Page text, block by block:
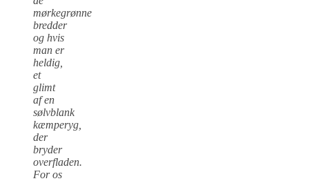
mørkegrønne
bredder
og hvis
man er
heldig,
et
glimt
af en
sølvblank
kæmperyg,
der
bryder
overfladen.
For os